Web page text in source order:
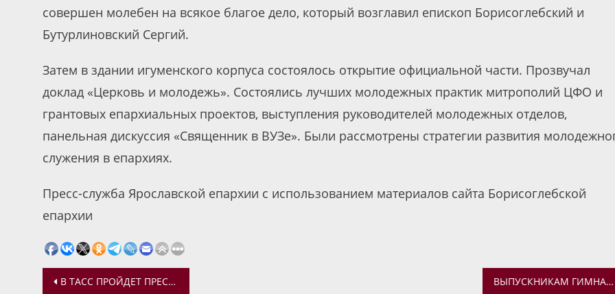
совершен молебен на всякое благое дело, который возглавил епископ Борисоглебский и
Бутурлиновский Сергий.
Затем в здании игуменского корпуса состоялось открытие официальной части. Прозвучал
доклад «Церковь и молодежь». Состоялись лучших молодежных практик митрополий ЦФО и
грантовых епархиальных проектов, выступления руководителей молодежных отделов,
панельная дискуссия «Священник в ВУЗе». Были рассмотрены стратегии развития
служения в епархиях.
Пресс-служба Ярославской епархии с использованием материалов сайта Борисоглебской
епархии
Навигация
В ТАСС ПРОЙДЕТ ПРЕСС-КОНФЕРЕНЦИЯ, ПОСВЯЩЕННАЯ ИТОГАМ РЕАЛИЗАЦИИ ПРОГРАММЫ СТРОИТЕЛЬСТВА ПРАВОСЛАВНЫХ ХРАМОВ В МОСКВЕ ВЫПУСКНИКАМ ГИМНАЗИИ ВРУЧИЛИ ПОЧЕТНЫЙ ЗНАК ГУБЕРНАТОРА «ЗА ОСОБЫЕ УСПЕХИ В УЧЕНИИ»